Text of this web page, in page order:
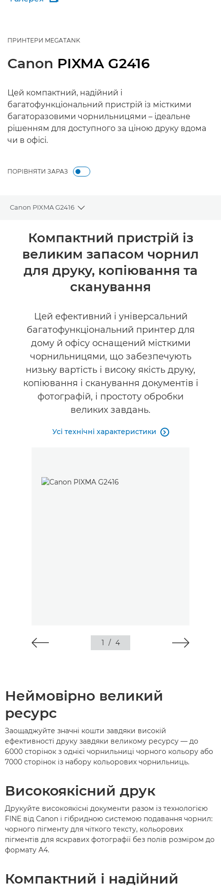
ПРИНТЕРИ MEGATANK
Canon PIXMA G2416
Цей компактний, надійний і
багатофункціональний пристрій із місткими
багаторазовими чорнильницями – ідеальне
рішенням для доступного за ціною друку вдома
чи в офісі.
ПОРІВНЯТИ ЗАРАЗ
Canon PIXMA G2416
Toggle breadcrumbs
Огляд
Технічні характеристики
Компактний пристрій із
великим запасом чорнил
для друку, копіювання та
сканування
Цей ефективний і універсальний
багатофункціональний принтер для
дому й офісу оснащений місткими
чорнильницями, що забезпечують
низьку вартість і високу якість друку,
копіювання і сканування документів і
фотографій, і простоту обробки
великих завдань.
Усі технічні характеристики 
1 / 4
Неймовірно великий
ресурс
Заощаджуйте значні кошти завдяки високій
ефективності друку завдяки великому ресурсу — до
6000 сторінок з однієї чорнильниці чорного кольору або
7000 сторінок із набору кольорових чорнильниць.
Високоякісний друк
Друкуйте високоякісні документи разом із технологією
FINE від Canon і гібридною системою подавання чорнил:
чорного пігменту для чіткого тексту, кольорових
пігментів для яскравих фотографії без полів розміром до
формату A4.
Компактний і надійний